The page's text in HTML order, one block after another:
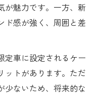
が魅力です。一方、新
ド感が強く、周囲と差
定車に設定されるケー
ットがあります。ただ
少ないため、将来的な